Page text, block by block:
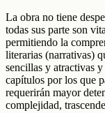
La obra no tiene
todas sus parte son
permitiendo la
literarias (narrativas)
sencillas y atractivas
capítulos por los que
requerirán mayor
complejidad,